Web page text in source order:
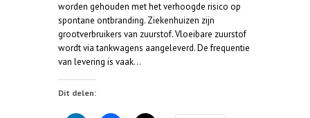
worden gehouden met het verhoogde risico op
spontane ontbranding. Ziekenhuizen zijn
grootverbruikers van zuurstof. Vloeibare zuurstof
wordt via tankwagens aangeleverd. De frequentie
van levering is vaak…
Dit delen: